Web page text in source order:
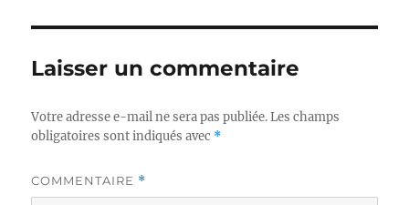
Laisser un commentaire
Votre adresse e-mail ne sera pas publiée. Les champs
obligatoires sont indiqués avec *
COMMENTAIRE *